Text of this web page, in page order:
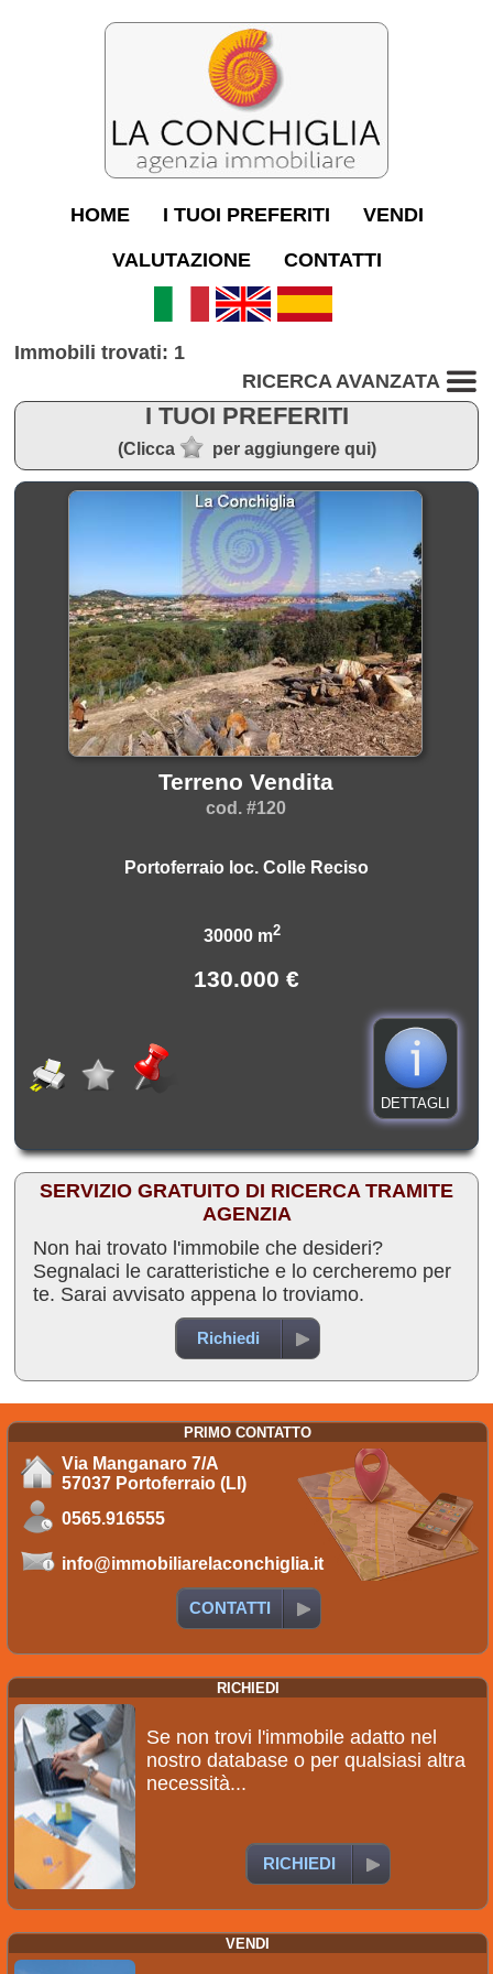
HOME I TUOI PREFERITI VENDI
VALUTAZIONE CONTATTI
Immobili trovati: 1
RICERCA AVANZATA
I TUOI PREFERITI
(Clicca per aggiungere qui)
Terreno Vendita
cod. #120
Portoferraio loc. Colle Reciso
30000 m2
130.000 €
DETTAGLI
SERVIZIO GRATUITO DI RICERCA TRAMITE
AGENZIA
Non hai trovato l'immobile che desideri?
Segnalaci le caratteristiche e lo cercheremo per
te. Sarai avvisato appena lo troviamo.
Richiedi
PRIMO CONTATTO
Via Manganaro 7/A
57037 Portoferraio (LI)
0565.916555
info@immobiliarelaconchiglia.it
CONTATTI
RICHIEDI
Se non trovi l'immobile adatto nel
nostro database o per qualsiasi altra
necessità...
RICHIEDI
VENDI